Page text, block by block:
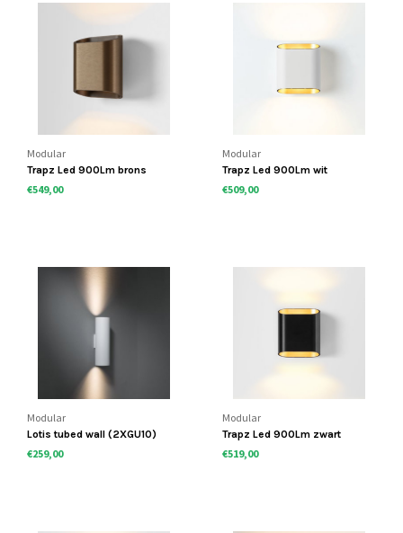
Modular
Trapz Led 900Lm brons
€549,00
Modular
Trapz Led 900Lm wit
€509,00
Modular
Lotis tubed wall (2XGU10)
€259,00
Modular
Trapz Led 900Lm zwart
€519,00